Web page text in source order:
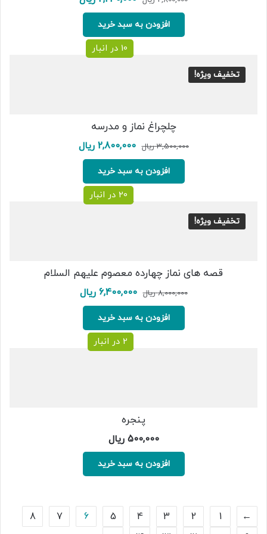
اصلی:
2,800,000 ریال
بود.
افزودن به سبد خرید
تخفیف ویژه!
10 در انبار
چلچراغ نماز و مدرسه
3,500,000 ریال قیمت
اصلی:
بود.
2,800,000 ریالقیمت
افزودن به سبد خرید
تخفیف ویژه!
20 در انبار
قصه های نماز چهارده معصوم علیهم السلام
8,000,000 ریال قیمت
اصلی:
8,000,000 ریال
بود.
6,400,000 ریالقیمت
افزودن به سبد خرید
2 در انبار
پنجره
500,000 ریال
افزودن به سبد خرید
→
1
2
3
4
5
6
7
8